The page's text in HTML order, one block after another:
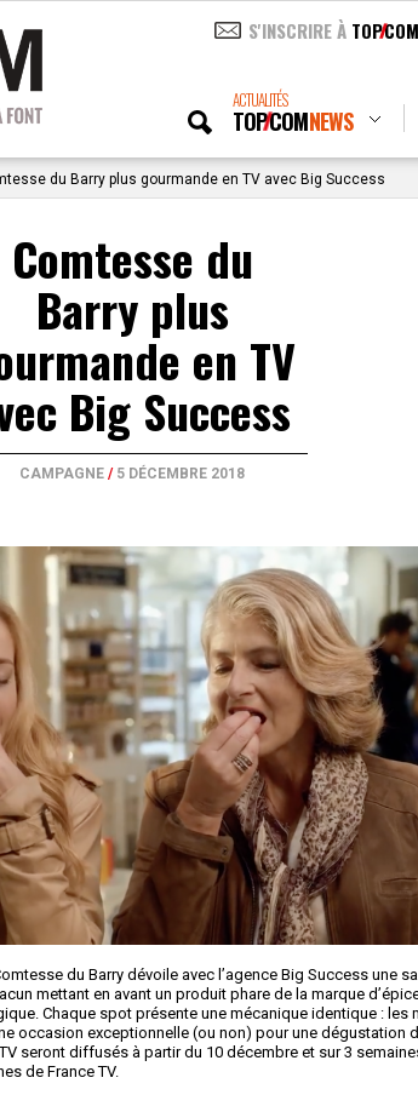
S'INSCRIRE À TOPCOM
ACTUALITÉS
TOPCOMNEWS
du Barry plus gourmande en TV avec Big Success
Comtesse du
Barry plus
en TV
Big Success
CAMPAGNE / 5 DÉCEMBRE 2018
du Barry dévoile avec l’agence Big Success une
mettant en avant un produit phare de la marque
Chaque spot présente une mécanique identique : les
occasion exceptionnelle (ou non) pour une dégustation
seront diffusés à partir du 10 décembre et sur 3
de France TV.